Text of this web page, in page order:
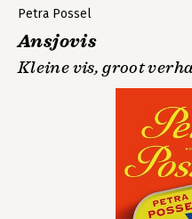
Petra Possel
Ansjovis
Kleine vis, groot